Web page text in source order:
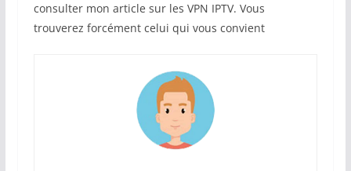
consulter mon article sur les VPN IPTV. Vous
trouverez forcément celui qui vous convient